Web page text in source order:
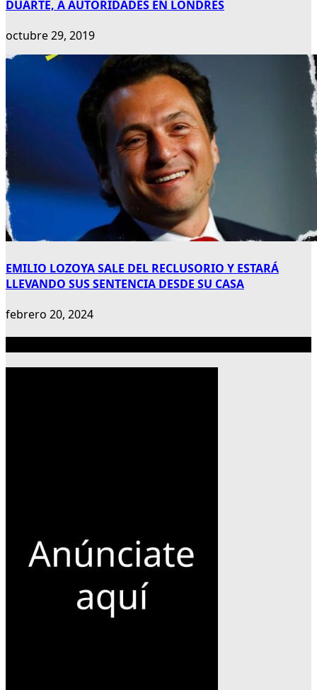
DUARTE, A AUTORIDADES EN LONDRES
octubre 29, 2019
EMILIO LOZOYA SALE DEL RECLUSORIO Y ESTARÁ
LLEVANDO SUS SENTENCIA DESDE SU CASA
febrero 20, 2024